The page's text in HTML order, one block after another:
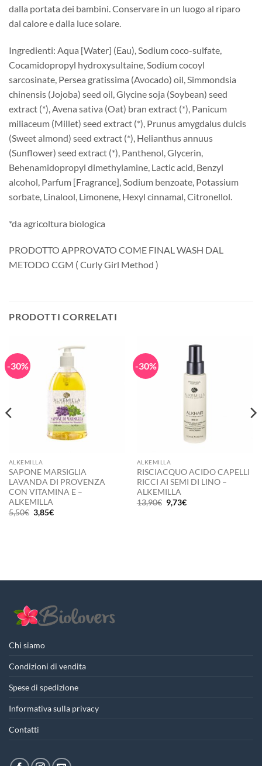
dalla portata dei bambini. Conservare in un luogo al riparo
dal calore e dalla luce solare.
Ingredienti: Aqua [Water] (Eau), Sodium coco-sulfate,
Cocamidopropyl hydroxysultaine, Sodium cocoyl
sarcosinate, Persea gratissima (Avocado) oil, Simmondsia
chinensis (Jojoba) seed oil, Glycine soja (Soybean) seed
extract (*), Avena sativa (Oat) bran extract (*), Panicum
miliaceum (Millet) seed extract (*), Prunus amygdalus dulcis
(Sweet almond) seed extract (*), Helianthus annuus
(Sunflower) seed extract (*), Panthenol, Glycerin,
Behenamidopropyl dimethylamine, Lactic acid, Benzyl
alcohol, Parfum [Fragrance], Sodium benzoate, Potassium
sorbate, Linalool, Limonene, Hexyl cinnamal, Citronellol.
*da agricoltura biologica
PRODOTTO APPROVATO COME FINAL WASH DAL
METODO CGM ( Curly Girl Method )
PRODOTTI CORRELATI
-30%
ALKEMILLA
SAPONE MARSIGLIA
LAVANDA DI PROVENZA
CON VITAMINA E –
ALKEMILLA
5,50€ Il
prezzo
3,85€Il
-30%
ALKEMILLA
RISCIACQUO ACIDO CAPELLI
RICCI AI SEMI DI LINO –
ALKEMILLA
13,90€ Il
prezzo
9,73€Il
Chi siamo
Condizioni di vendita
Spese di spedizione
Informativa sulla privacy
Contatti